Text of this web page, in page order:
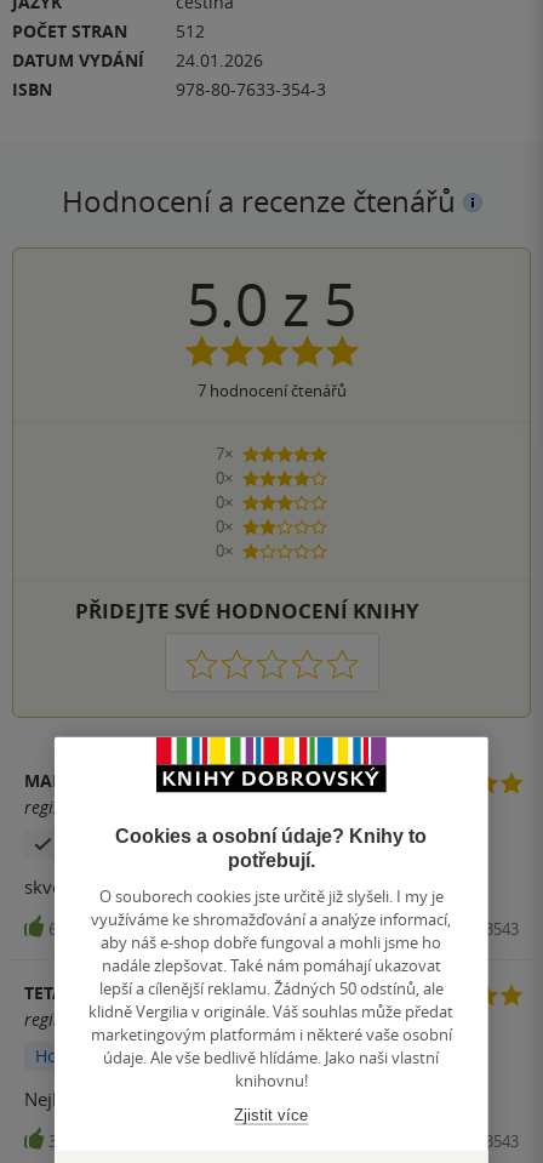
POČET STRAN
512
DATUM VYDÁNÍ
24.01.2026
ISBN
978-80-7633-354-3
Hodnocení a recenze čtenářů
5.0 z 5
7hodnocení čtenářů
7×
5 hvězdiček
0×
4 hvězdičky
0×
3 hvězdičky
0×
2 hvězdičky
0×
1 hvezdička
PŘIDEJTE SVÉ HODNOCENÍ KNIHY
1 2 3 4 5
MARCELA NĚMEČKOVÁ
registrovaný uživatel
Zakoupil produkt
skvělá
6 Kniha, Alpress, 2026, 9788076333543
TETA HANA
registrovaný uživatel
Hodnoceno z aplikace
Nejlepší díl
3 Kniha, Alpress, 2026, 9788076333543
Cookies a osobní údaje? Knihy to
potřebují.
O souborech cookies jste určitě již slyšeli. I my je
využíváme ke shromažďování a analýze informací,
aby náš e-shop dobře fungoval a mohli jsme ho
nadále zlepšovat. Také nám pomáhají ukazovat
lepší a cílenější reklamu. Žádných 50 odstínů, ale
klidně Vergilia v originále. Váš souhlas může předat
marketingovým platformám i některé vaše osobní
údaje. Ale vše bedlivě hlídáme. Jako naši vlastní
knihovnu!
Zjistit více